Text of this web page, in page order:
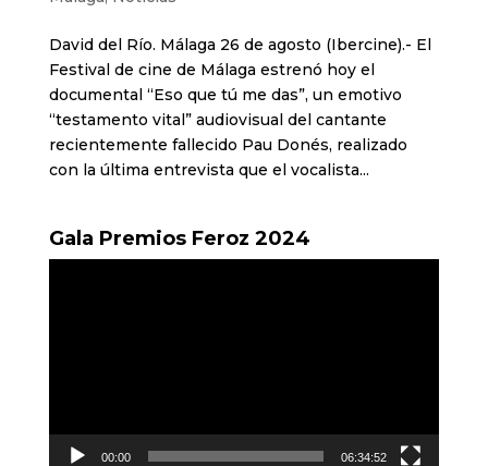
David del Río. Málaga 26 de agosto (Ibercine).- El
Festival de cine de Málaga estrenó hoy el
documental “Eso que tú me das”, un emotivo
“testamento vital” audiovisual del cantante
recientemente fallecido Pau Donés, realizado
con la última entrevista que el vocalista...
Gala Premios Feroz 2024
00:00 06:34:52